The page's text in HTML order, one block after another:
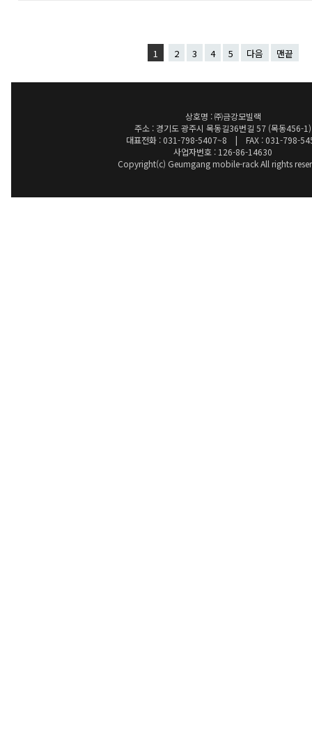
1 2 3 4 5 다음 맨끝
상호명 : ㈜금강모빌랙
주소 : 경기도 광주시 목동길36번길 57 (목동456-1)
대표전화 : 031-798-5407~8 | FAX : 031-798-
사업자번호 : 126-86-14630
Copyright(c) Geumgang mobile-rack All rights